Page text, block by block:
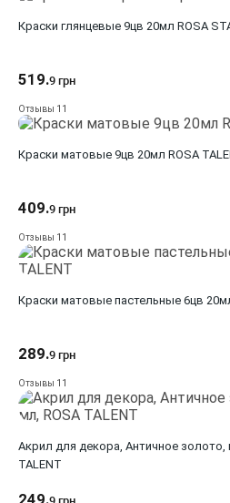
Краски глянцевые 9цв 20мл ROSA
519.9 грн
Отзывы 11
Краски матовые 9цв 20мл ROSA
409.9 грн
Отзывы 11
Краски матовые пастельные 6цв
289.9 грн
Отзывы 11
Акрил для декора, Античное золото,
TALENT
249.9 грн